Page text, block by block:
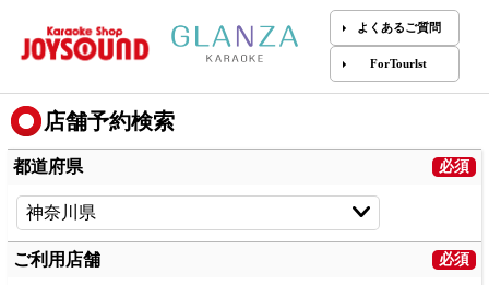
よくあるご質問
ForTourlst
店舗予約検索
都道府県
ご利用店舗